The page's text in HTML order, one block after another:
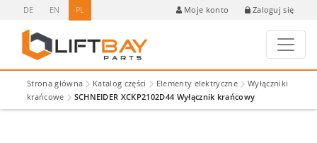
DE EN PL Moje konto Zaloguj się
Strona główna Katalog części Elementy elektryczne
Wyłączniki
krańcowe
SCHNEIDER XCKP2102D44 Wyłącznik krańcowy